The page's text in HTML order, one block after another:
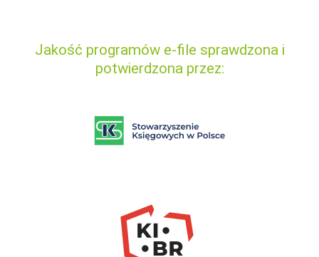
Jakość programów e-file sprawdzona i
potwierdzona przez: